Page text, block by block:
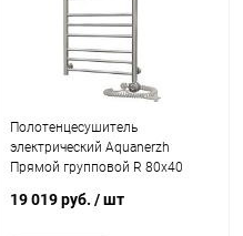
Полотенцесушитель
электрический Aquanerzh
Прямой групповой R 80х40
19 019 руб. / шт